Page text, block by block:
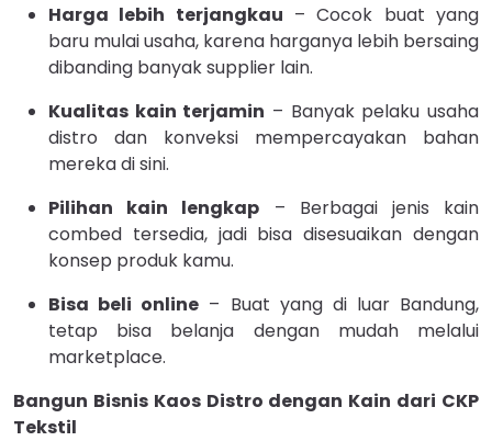
Harga lebih terjangkau – Cocok buat yang
baru mulai usaha, karena harganya lebih bersaing
dibanding banyak supplier lain.
Kualitas kain terjamin – Banyak pelaku usaha
distro dan konveksi mempercayakan bahan
mereka di sini.
Pilihan kain lengkap – Berbagai jenis kain
combed tersedia, jadi bisa disesuaikan dengan
konsep produk kamu.
Bisa beli online – Buat yang di luar Bandung,
tetap bisa belanja dengan mudah melalui
marketplace.
Bangun Bisnis Kaos Distro dengan Kain dari CKP
Tekstil